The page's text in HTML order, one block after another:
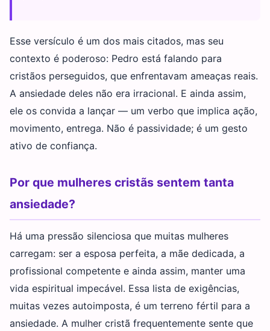
Esse versículo é um dos mais citados, mas seu
contexto é poderoso: Pedro está falando para
cristãos perseguidos, que enfrentavam ameaças reais.
A ansiedade deles não era irracional. E ainda assim,
ele os convida a lançar — um verbo que implica ação,
movimento, entrega. Não é passividade; é um gesto
ativo de confiança.
Por que mulheres cristãs sentem tanta
ansiedade?
Há uma pressão silenciosa que muitas mulheres
carregam: ser a esposa perfeita, a mãe dedicada, a
profissional competente e ainda assim, manter uma
vida espiritual impecável. Essa lista de exigências,
muitas vezes autoimposta, é um terreno fértil para a
ansiedade. A mulher cristã frequentemente sente que